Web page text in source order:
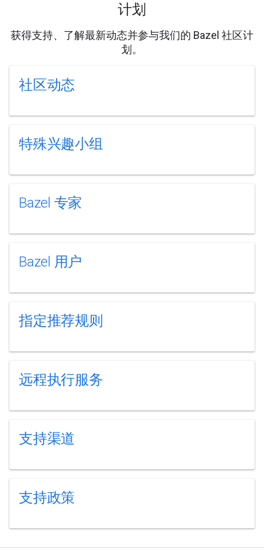
计划
获得支持、了解最新动态并参与我们的 Bazel 社区计
划。
社区动态
特殊兴趣小组
Bazel 专家
Bazel 用户
指定推荐规则
远程执行服务
支持渠道
支持政策